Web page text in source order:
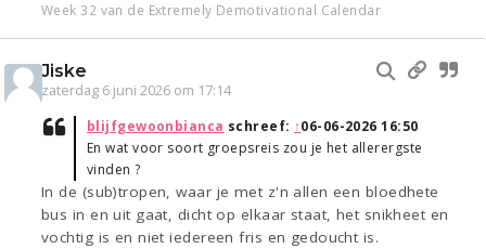
Week 32 van de Extremely Demotivational Calendar
Jiske
zaterdag 6 juni 2026 om 17:14
blijfgewoonbianca schreef: ↑06-06-2026 16:50
En wat voor soort groepsreis zou je het allerergste
vinden ?
In de (sub)tropen, waar je met z'n allen een bloedhete
bus in en uit gaat, dicht op elkaar staat, het snikheet en
vochtig is en niet iedereen fris en gedoucht is.